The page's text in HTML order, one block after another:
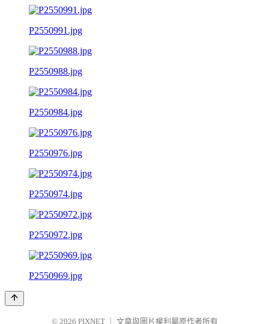
P2550991.jpg
P2550988.jpg
P2550984.jpg
P2550976.jpg
P2550974.jpg
P2550972.jpg
P2550969.jpg
© 2026 PIXNET 文章與圖片權利屬原作者所有